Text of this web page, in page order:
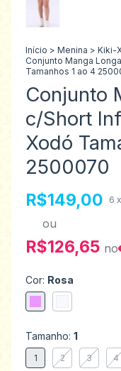
Início > Menina > Kiki-
Conjunto Manga
Tamanhos 1 ao 4
Conjunto
c/Short
Xodó
2500070
R$149,00 6
ou
R$126,65 no
Cor: Rosa
Tamanho: 1
1 2 3 4